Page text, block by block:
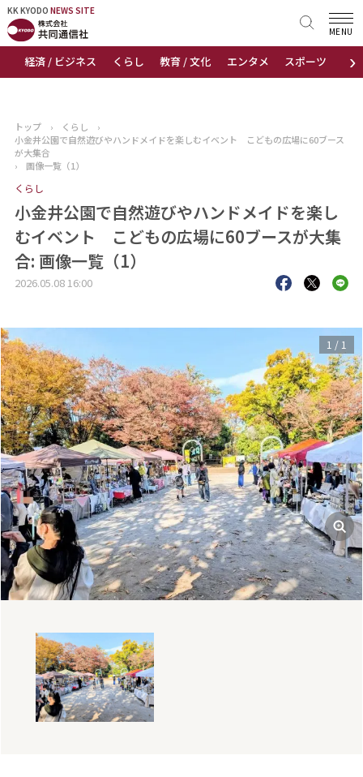
KK KYODO NEWS SITE
›
経済 / ビジネス くらし 教育 / 文化 エンタメ スポーツ 地域
MENU
KK KYODONEWS SITE
トップページ
ニュース
おすすめコンテンツ
出版物
会社概要
トップ › くらし
›
小金井公園で自然遊びやハンドメイドを楽しむイベント こどもの広場に60ブース
が大集合
›
画像一覧（1）
くらし
小金井公園で自然遊びやハンドメイドを楽し
むイベント こどもの広場に60ブースが大集
合: 画像一覧（1）
2026.05.08 16:00
1 / 1